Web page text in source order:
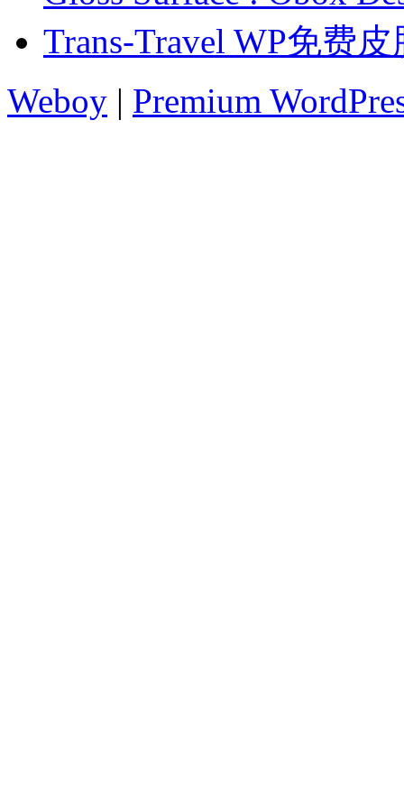
Trans-Travel WP免费皮
Weboy | Premium